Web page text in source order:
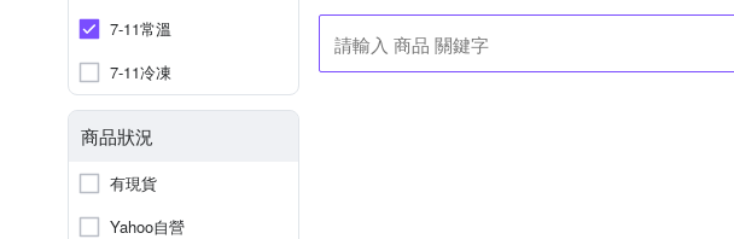
7-11常溫
7-11冷凍
商品狀況
有現貨
Yahoo自營